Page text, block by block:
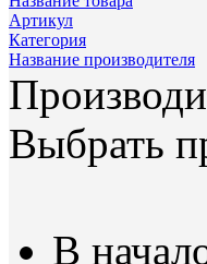
Артикул
Категория
Название производителя
Выбрать
В